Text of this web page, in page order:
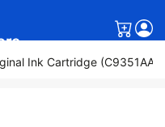
Giỏ
Ink Cartridge (C9351AA)